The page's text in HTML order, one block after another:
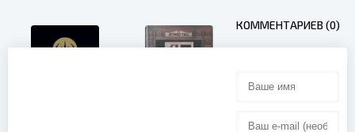
КОММЕНТАРИЕВ (0)